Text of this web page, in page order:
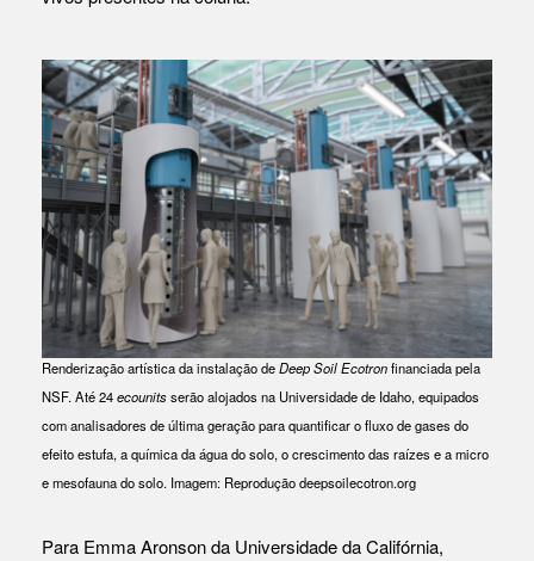
Renderização artística da instalação deDeep SoilEcotronfinanciada pela
NSF. Até 24ecounitsserão alojados na Universidade de Idaho, equipados
com analisadores de última geração para quantificar o fluxo de gases do
efeito estufa, a química da água do solo, o crescimento das raízes e a micro
e mesofauna do solo. Imagem: Reprodução deepsoilecotron.org
Para Emma Aronson da Universidade da Califórnia,